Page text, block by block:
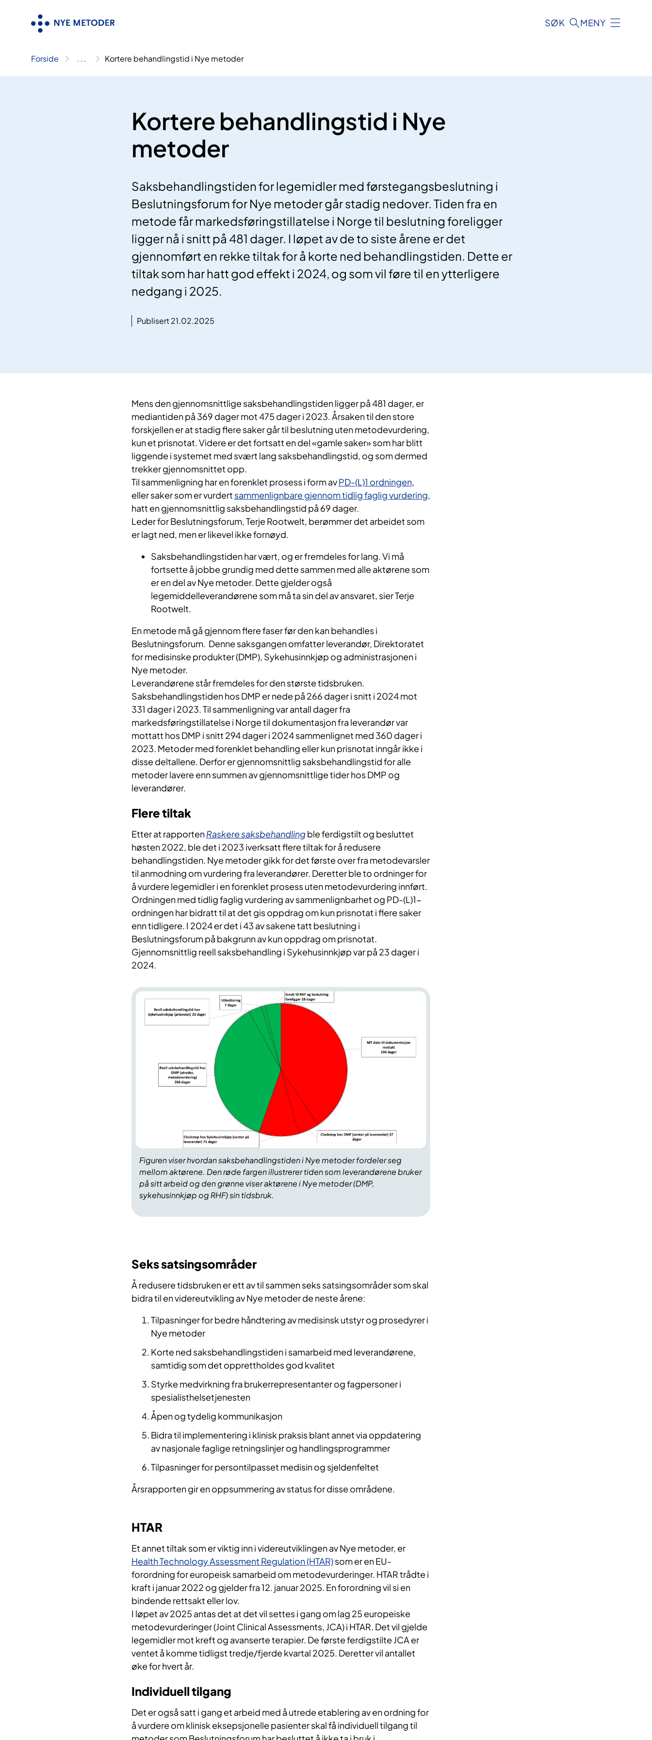
SØK MENY
Forside .. . Kortere behandlingstid i Nye metoder
Kortere behandlingstid i Nye
metoder
Saksbehandlingstiden for legemidler med førstegangsbeslutning i
Beslutningsforum for Nye metoder går stadig nedover. Tiden fra en
metode får markedsføringstillatelse i Norge til beslutning foreligger
ligger nå i snitt på 481 dager. I løpet av de to siste årene er det
gjennomført en rekke tiltak for å korte ned behandlingstiden. Dette er
tiltak som har hatt god effekt i 2024, og som vil føre til en ytterligere
nedgang i 2025.
Publisert 21.02.2025
Mens den gjennomsnittlige saksbehandlingstiden ligger på 481 dager, er
mediantiden på 369 dager mot 475 dager i 2023. Årsaken til den store
forskjellen er at stadig flere saker går til beslutning uten metodevurdering,
kun et prisnotat. Videre er det fortsatt en del «gamle saker» somhar blitt
liggende i systemet med svært lang saksbehandlingstid, og som dermed
trekker gjennomsnittet opp.
Til sammenligning har en forenklet prosess i form avPD-(L)1 ordningen,
eller saker som er vurdert sammenlignbare gjennom tidlig faglig vurdering,
hatt en gjennomsnittlig saksbehandlingstid på 69 dager.
Leder for Beslutningsforum, Terje Rootwelt, berømmer det arbeidet som
er lagt ned, men er likevel ikke fornøyd.
Saksbehandlingstiden har vært, og er fremdeles for lang. Vi må
fortsette å jobbe grundig med dette sammen med alle aktørene som
er en del av Nye metoder. Dette gjelder også
legemiddelleverandørene som må ta sin del av ansvaret, sier Terje
Rootwelt.
En metode må gå gjennom flere faser før den kan behandles i
Beslutningsforum. Denne saksgangen omfatter leverandør, Direktoratet
for medisinske produkter (DMP), Sykehusinnkjøp og administrasjonen i
Nye metoder.
Leverandørene står fremdeles for den største tidsbruken.
Saksbehandlingstiden hos DMP er nede på 266 dager i snitt i 2024 mot
331 dager i 2023. Til sammenligning var antall dager fra
markedsføringstillatelse i Norge til dokumentasjon fra leverandør var
mottatt hos DMP i snitt 294 dager i 2024 sammenlignet med 360 dager i
2023. Metoder med forenklet behandling eller kun prisnotat inngår ikke i
disse deltallene. Derfor er gjennomsnittlig saksbehandlingstid for alle
metoder lavere enn summen av gjennomsnittlige tider hos DMP og
leverandører.
Flere tiltak
Etter at rapportenRaskere saksbehandlingble ferdigstilt og besluttet
høsten 2022, ble det i 2023 iverksatt flere tiltak for å redusere
behandlingstiden. Nye metoder gikk for det første over fra metodevarsler
til anmodning om vurdering fra leverandører. Deretter ble to ordninger for
å vurdere legemidler i en forenklet prosess uten metodevurdering innført.
Ordningen med tidlig faglig vurdering av sammenlignbarhet og PD-(L)1-
ordningen har bidratt til at det gis oppdrag om kun prisnotat i flere saker
enn tidligere. I 2024 er det i 43 av sakene tatt beslutning i
Beslutningsforum på bakgrunn av kun oppdrag om prisnotat.
Gjennomsnittlig reell saksbehandling i Sykehusinnkjøp var på 23 dager i
2024.
Figuren viser hvordan saksbehandlingstiden i Nye metoder fordeler seg
mellom aktørene. Den røde fargen illustrerer tiden som leverandørene bruker
på sitt arbeid og den grønne viser aktørene i Nye metoder (DMP,
sykehusinnkjøp og RHF) sin tidsbruk.
Seks satsingsområder
Å redusere tidsbruken er ett av til sammen seks satsingsområder som skal
bidra til en videreutvikling av Nye metoder de neste årene:
Tilpasninger for bedre håndtering av medisinsk utstyr og prosedyrer i
Nye metoder
Korte ned saksbehandlingstiden i samarbeid med leverandørene,
samtidig som det opprettholdes god kvalitet
Styrke medvirkning fra brukerrepresentanter og fagpersoner i
spesialisthelsetjenesten
Åpen og tydelig kommunikasjon
Bidra til implementering i klinisk praksis blant annet via oppdatering
av nasjonale faglige retningslinjer og handlingsprogrammer
Tilpasninger for persontilpasset medisin og sjeldenfeltet
Årsrapporten gir en oppsummering av status for disse områdene.
HTAR
Et annet tiltak som er viktig inn i videreutviklingen av Nye metoder, er
Health Technology Assessment Regulation (HTAR)som er en EU-
forordning for europeisk samarbeid om metodevurderinger. HTAR trådte i
kraft i januar 2022 og gjelder fra 12. januar 2025. En forordning vil si en
bindende rettsakt eller lov.
I løpet av 2025 antas det at det vil settes i gang om lag 25 europeiske
metodevurderinger (Joint Clinical Assessments, JCA) i HTAR. Det vil gjelde
legemidler mot kreft og avanserte terapier. De første ferdigstilte JCA er
ventet å komme tidligst tredje/fjerde kvartal 2025. Deretter vil antallet
øke for hvert år.
Individuell tilgang
Det er også satt i gang et arbeid med å utrede etablering aven ordning for
å vurdere om klinisk eksepsjonelle pasienter skal få individuell tilgang til